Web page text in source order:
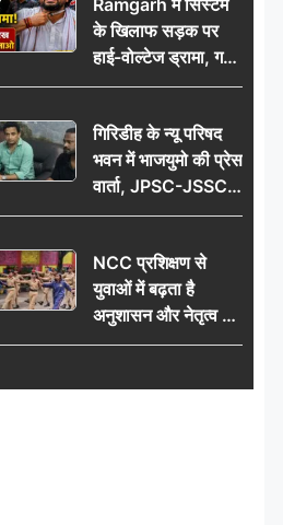
पुलिस टीम का जताया
आभार
Ramgarh में सिस्टम
के खिलाफ सड़क पर
हाई-वोल्टेज ड्रामा, गर्दन
पर चाकू रख बोला- CM
वायरल
गिरिडीह के न्यू परिषद
भवन में भाजयुमो की प्रेस
वार्ता, JPSC-JSSC
पेपर लीक के विरोध में
विधानसभा घेराव का
ऐलान
NCC प्रशिक्षण से
युवाओं में बढ़ता है
अनुशासन और नेतृत्व का
गुण: डॉ. जी.एन. खान